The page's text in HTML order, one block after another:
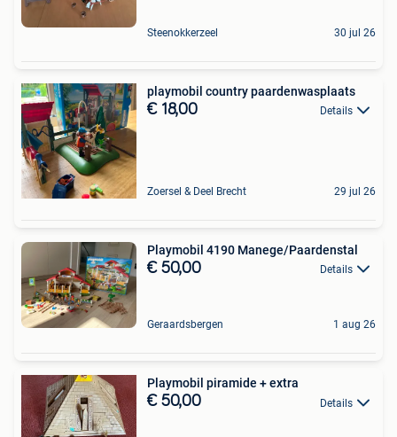
Steenokkerzeel 30 jul 26
playmobil country paardenwasplaats
€ 18,00 Details
Zoersel & Deel Brecht 29 jul 26
Playmobil 4190 Manege/Paardenstal
€ 50,00 Details
Geraardsbergen 1 aug 26
Playmobil piramide + extra
€ 50,00 Details